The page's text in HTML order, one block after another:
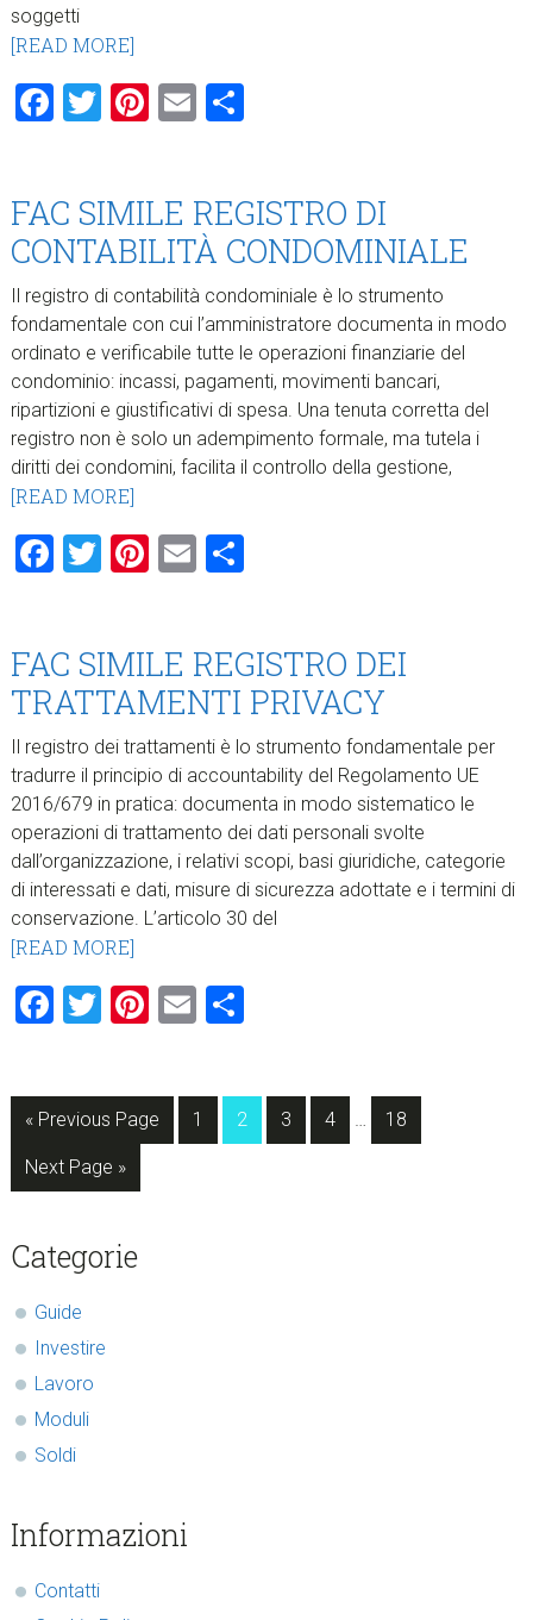
soggetti
[READ MORE]
Facebook
Twitter
Pinterest
EmailCondividi
FAC SIMILE REGISTRO DI
CONTABILITÀ CONDOMINIALE
Il registro di contabilità condominiale è lo strumento
fondamentale con cui l’amministratore documenta in modo
ordinato e verificabile tutte le operazioni finanziarie del
condominio: incassi, pagamenti, movimenti bancari,
ripartizioni e giustificativi di spesa. Una tenuta corretta del
registro non è solo un adempimento formale, ma tutela i
diritti dei condomini, facilita il controllo della gestione,
[READ MORE]
Facebook
Twitter
Pinterest
EmailCondividi
FAC SIMILE REGISTRO DEI
TRATTAMENTI PRIVACY
Il registro dei trattamenti è lo strumento fondamentale per
tradurre il principio di accountability del Regolamento UE
2016/679 in pratica: documenta in modo sistematico le
operazioni di trattamento dei dati personali svolte
dall’organizzazione, i relativi scopi, basi giuridiche, categorie
di interessati e dati, misure di sicurezza adottate e i termini di
conservazione. L’articolo 30 del
[READ MORE]
Facebook
Twitter
Pinterest
EmailCondividi
« Go
Previous Page Page
1 Page
2 Page
3 Page
4
Interim
… Page
18
Go
to
Next Page »
sidebar
Blog
Categorie
Guide
Investire
Lavoro
Moduli
Soldi
Informazioni
Contatti